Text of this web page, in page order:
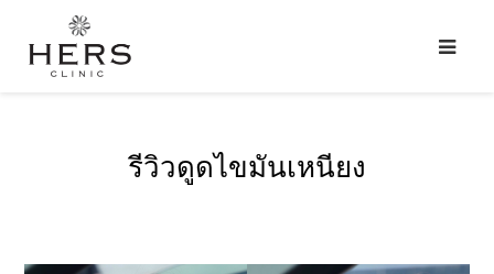
รีวิวดูดไขมันเหนียง